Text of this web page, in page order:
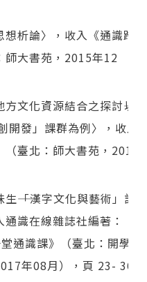
析論〉，收入《通識跨域
師大書苑，2015年12
文化資源結合之探討――以元
發」課群為例〉，收入
臺北：師大書苑，2016
――「漢字文化與藝術」課程
識在線雜誌社編著：《通
通識課》（臺北：開學文
年08月），頁 23- 36。